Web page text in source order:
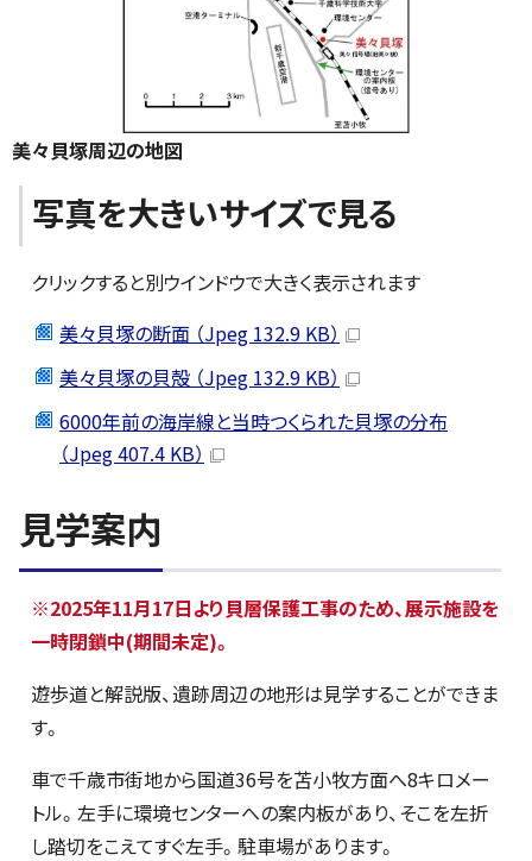
美々貝塚周辺の地図
写真を大きいサイズで見る
クリックすると別ウインドウで大きく表示されます
美々貝塚の断面 （Jpeg 132.9 KB）
美々貝塚の貝殻 （Jpeg 132.9 KB）
6000年前の海岸線と当時つくられた貝塚の分布
（Jpeg 407.4 KB）
見学案内
※2025年11月17日より貝層保護工事のため、展示施設を
一時閉鎖中(期間未定)。
遊歩道と解説版、遺跡周辺の地形は見学することができま
す。
車で千歳市街地から国道36号を苫小牧方面へ8キロメー
トル。左手に環境センターへの案内板があり、そこを左折
し踏切をこえてすぐ左手。駐車場があります。